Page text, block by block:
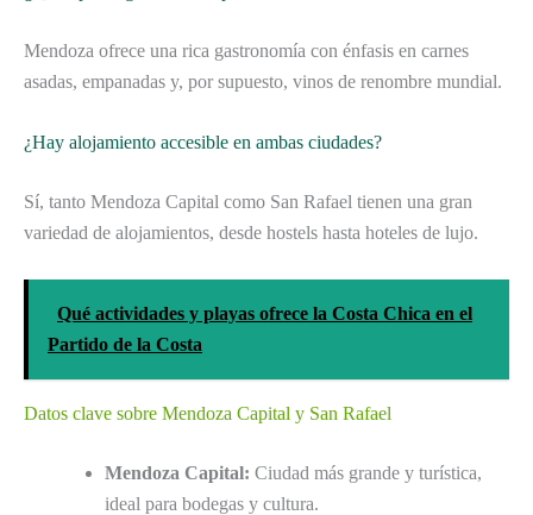
Mendoza ofrece una rica gastronomía con énfasis en carnes
asadas, empanadas y, por supuesto, vinos de renombre mundial.
¿Hay alojamiento accesible en ambas ciudades?
Sí, tanto Mendoza Capital como San Rafael tienen una gran
variedad de alojamientos, desde hostels hasta hoteles de lujo.
Qué actividades y playas ofrece la Costa Chica en el
Partido de la Costa
Datos clave sobre Mendoza Capital y San Rafael
Mendoza Capital: Ciudad más grande y turística,
ideal para bodegas y cultura.